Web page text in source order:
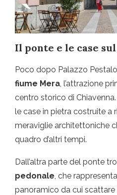
Il ponte e le case
Poco dopo Palazzo
fiume Mera , l’attrazione
centro storico di
le case in pietra costruite a
meraviglie architettoniche
quadro d’altri tempi.
Dall’altra parte del ponte
pedonale , che
panoramico da cui